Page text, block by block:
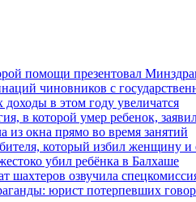
помощи презентовал
чиновников с
в этом году увеличатся
в которой умер ребенок,
из окна прямо во время занятий
который избил женщину и
убил ребёнка в Балхаше
шахтеров озвучила
юрист потерпевших